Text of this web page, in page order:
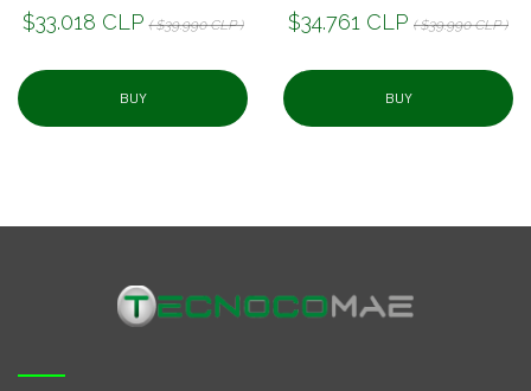
$33.018 CLP ( $39.990 CLP )
BUY
$34.761 CLP ( $39.990 CLP )
BUY